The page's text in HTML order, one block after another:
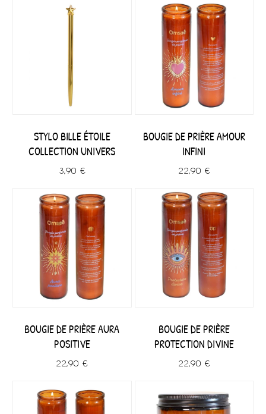
STYLO BILLE ÉTOILE
COLLECTION UNIVERS
3,90 €
BOUGIE DE PRIÈRE AMOUR
INFINI
22,90 €
BOUGIE DE PRIÈRE AURA
POSITIVE
22,90 €
BOUGIE DE PRIÈRE
PROTECTION DIVINE
22,90 €